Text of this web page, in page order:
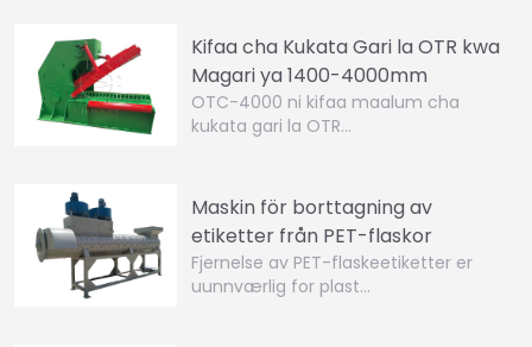
Kifaa cha Kukata Gari la OTR kwa
Magari ya 1400-4000mm
OTC-4000 ni kifaa maalum cha
kukata gari la OTR…
Maskin för borttagning av
etiketter från PET-flaskor
Fjernelse av PET-flaskeetiketter er
uunnværlig for plast…